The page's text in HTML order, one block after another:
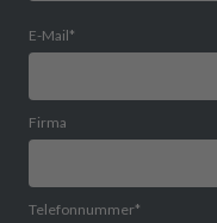
E-Mail*
Firma
Telefonnummer*